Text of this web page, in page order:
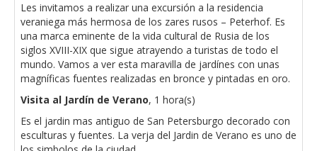
Les invitamos a realizar una excursión a la residencia
veraniega más hermosa de los zares rusos – Peterhof. Es
una marca eminente de la vida cultural de Rusia de los
siglos XVIII-XIX que sigue atrayendo a turistas de todo el
mundo. Vamos a ver esta maravilla de jardínes con unas
magníficas fuentes realizadas en bronce y pintadas en oro.
Visita al Jardín de Verano, 1 hora(s)
Es el jardin mas antiguo de San Petersburgo decorado con
esculturas y fuentes. La verja del Jardin de Verano es uno de